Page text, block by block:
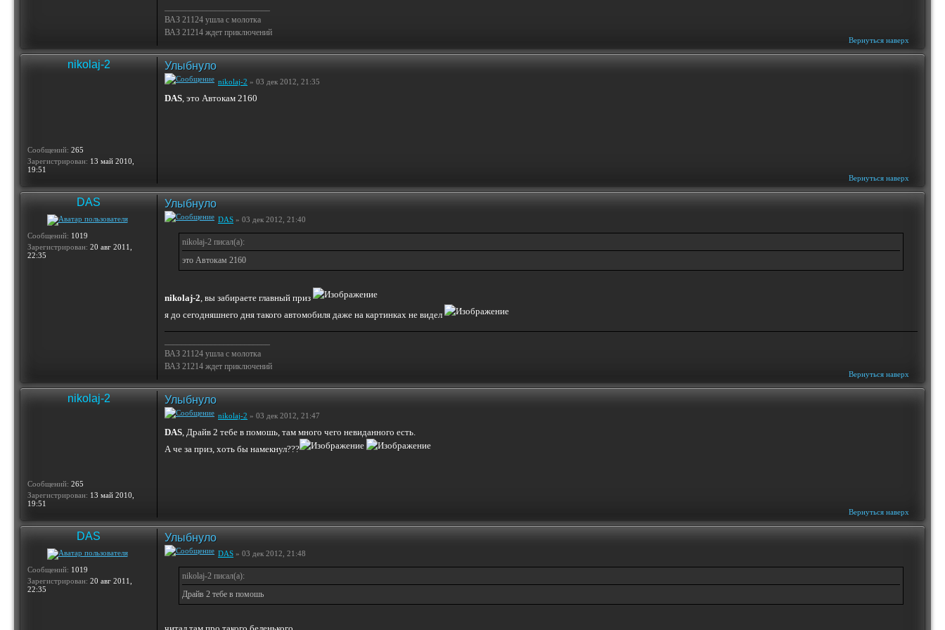
ВАЗ 21124 ушла с молотка
ВАЗ 21214 ждет приключений
Вернуться наверх
nikolaj-2
Сообщений: 265
Зарегистрирован: 13 май 2010,
19:51
Улыбнуло
nikolaj-2 » 03 дек 2012, 21:35
DAS, это Автокам 2160
Вернуться наверх
DAS
Сообщений: 1019
Зарегистрирован: 20 авг 2011,
22:35
Улыбнуло
DAS » 03 дек 2012, 21:40
nikolaj-2 писал(а):
это Автокам 2160
nikolaj-2, вы забираете главный приз
я до сегодняшнего дня такого автомобиля даже на картинках не видел
ВАЗ 21124 ушла с молотка
ВАЗ 21214 ждет приключений
Вернуться наверх
nikolaj-2
Сообщений: 265
Зарегистрирован: 13 май 2010,
19:51
Улыбнуло
nikolaj-2 » 03 дек 2012, 21:47
DAS, Драйв 2 тебе в помошь, там много чего невиданного есть.
А че за приз, хоть бы намекнул???
Вернуться наверх
DAS
Сообщений: 1019
Зарегистрирован: 20 авг 2011,
22:35
Улыбнуло
DAS » 03 дек 2012, 21:48
nikolaj-2 писал(а):
Драйв 2 тебе в помошь